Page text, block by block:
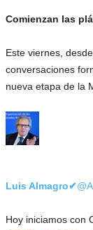
Comienzan las
Este viernes,
conversaciones
nueva etapa de la
Luis Almagro✔
Hoy iniciamos con